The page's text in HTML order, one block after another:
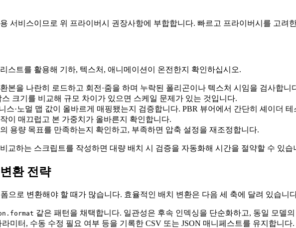
서비스이므로 위 프라이버시 권장사항에 부합합니다. 빠르고 프라이버시를 고려
스트를 활용해 기하, 텍스처, 애니메이션이 온전한지 확인하십시오.
본을 나란히 로드하고 회전·줌을 하며 누락된 폴리곤이나 텍스처 시임을 검사합니
크기를 비교해 규모 차이가 있으면 스케일 문제가 있는 것입니다.
스·노멀 맵 값이 올바르게 매핑됐는지 검증합니다. PBR 뷰어에서 간단히 셰이더
이 매끄럽고 본 가중치가 올바른지 확인합니다.
용량 목표를 만족하는지 확인하고, 부족하면 압축 설정을 재조정합니다.
교하는 스크립트를 작성하면 대량 배치 시 검증을 자동화해 시간을 절약할 수 있습
환 전략
으로 변환해야 할 때가 많습니다. 효율적인 배치 변환은 다음 세 축에 달려 있습니
같은 패턴을 채택합니다. 일관성은 후속 인덱싱을 단순화하고, 동일 모델
미터, 수동 수정 필요 여부 등을 기록한 CSV 또는 JSON 매니페스트를 유지합니